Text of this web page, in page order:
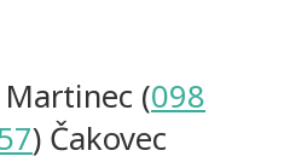
(098
) Čakovec